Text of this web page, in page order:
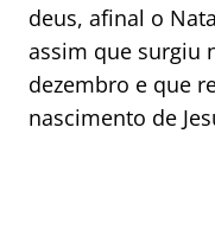
deus, afinal o
assim que surgiu
dezembro e que
nascimento de